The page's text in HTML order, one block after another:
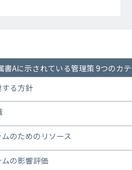
書Aに示されている管理策 9つのカ
する方針
のためのリソース​
の影響評価​